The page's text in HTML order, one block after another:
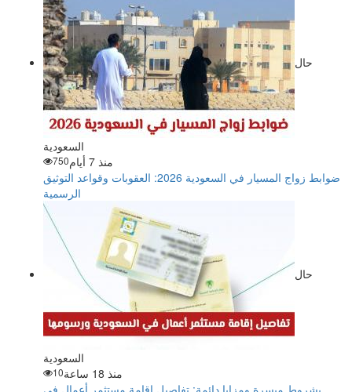
حال
السعودية
منذ 7 أيام
750
ضوابط زواج المسيار في السعودية 2026: العقوبات وقواعد التوثيق
الرسمية
حال
السعودية
منذ 18 ساعة
10